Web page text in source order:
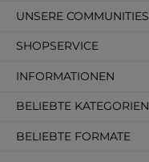
SHOPSERVICE
INFORMATIONEN
BELIEBTE KATEGORIEN
BELIEBTE FORMATE
UNSERE COMMUNITIES